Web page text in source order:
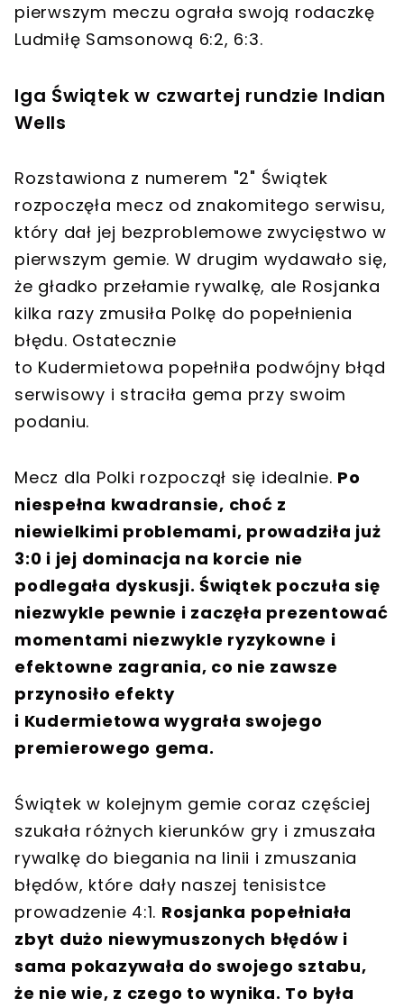
pierwszym meczu ograła swoją rodaczkę
Ludmiłę Samsonową 6:2, 6:3.
Iga Świątek w czwartej rundzie Indian
Wells
Rozstawiona z numerem "2" Świątek
rozpoczęła mecz od znakomitego serwisu,
który dał jej bezproblemowe zwycięstwo w
pierwszym gemie. W drugim wydawało się,
że gładko przełamie rywalkę, ale Rosjanka
kilka razy zmusiła Polkę do popełnienia
błędu. Ostatecznie
to Kudermietowa popełniła podwójny błąd
serwisowy i straciła gema przy swoim
podaniu.
Mecz dla Polki rozpoczął się idealnie. Po
niespełna kwadransie, choć z
niewielkimi problemami, prowadziła już
3:0 i jej dominacja na korcie nie
podlegała dyskusji. Świątek poczuła się
niezwykle pewnie i zaczęła prezentować
momentami niezwykle ryzykowne i
efektowne zagrania, co nie zawsze
przynosiło efekty
i Kudermietowa wygrała swojego
premierowego gema.
Świątek w kolejnym gemie coraz częściej
szukała różnych kierunków gry i zmuszała
rywalkę do biegania na linii i zmuszania
błędów, które dały naszej tenisistce
prowadzenie 4:1. Rosjanka popełniała
zbyt dużo niewymuszonych błędów i
sama pokazywała do swojego sztabu,
że nie wie, z czego to wynika. To była